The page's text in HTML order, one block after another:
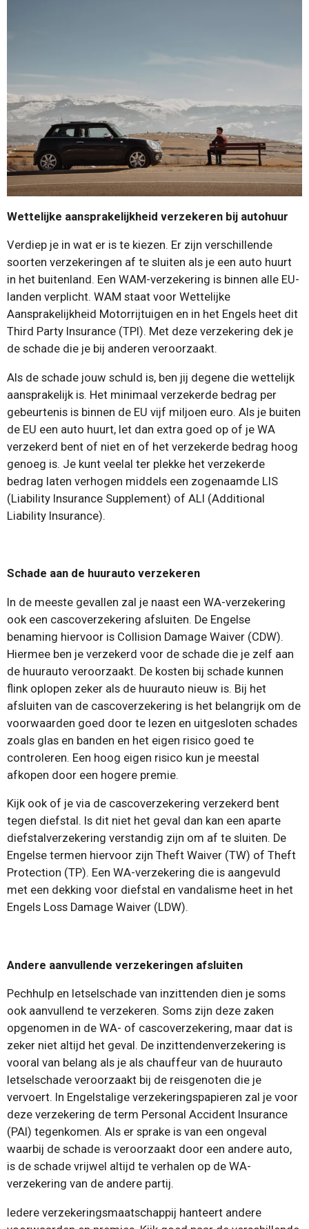
Wettelijke aansprakelijkheid verzekeren bij autohuur
Verdiep je in wat er is te kiezen. Er zijn verschillende
soorten verzekeringen af te sluiten als je een auto huurt
in het buitenland. Een WAM-verzekering is binnen alle EU-
landen verplicht. WAM staat voor Wettelijke
Aansprakelijkheid Motorrijtuigen en in het Engels heet dit
Third Party Insurance (TPI). Met deze verzekering dek je
de schade die je bij anderen veroorzaakt.
Als de schade jouw schuld is, ben jij degene die wettelijk
aansprakelijk is. Het minimaal verzekerde bedrag per
gebeurtenis is binnen de EU vijf miljoen euro. Als je buiten
de EU een auto huurt, let dan extra goed op of je WA
verzekerd bent of niet en of het verzekerde bedrag hoog
genoeg is. Je kunt veelal ter plekke het verzekerde
bedrag laten verhogen middels een zogenaamde LIS
(Liability Insurance Supplement) of ALI (Additional
Liability Insurance).
Schade aan de huurauto verzekeren
In de meeste gevallen zal je naast een WA-verzekering
ook een cascoverzekering afsluiten. De Engelse
benaming hiervoor is Collision Damage Waiver (CDW).
Hiermee ben je verzekerd voor de schade die je zelf aan
de huurauto veroorzaakt. De kosten bij schade kunnen
flink oplopen zeker als de huurauto nieuw is. Bij het
afsluiten van de cascoverzekering is het belangrijk om de
voorwaarden goed door te lezen en uitgesloten schades
zoals glas en banden en het eigen risico goed te
controleren. Een hoog eigen risico kun je meestal
afkopen door een hogere premie.
Kijk ook of je via de cascoverzekering verzekerd bent
tegen diefstal. Is dit niet het geval dan kan een aparte
diefstalverzekering verstandig zijn om af te sluiten. De
Engelse termen hiervoor zijn Theft Waiver (TW) of Theft
Protection (TP). Een WA-verzekering die is aangevuld
met een dekking voor diefstal en vandalisme heet in het
Engels Loss Damage Waiver (LDW).
Andere aanvullende verzekeringen afsluiten
Pechhulp en letselschade van inzittenden dien je soms
ook aanvullend te verzekeren. Soms zijn deze zaken
opgenomen in de WA- of cascoverzekering, maar dat is
zeker niet altijd het geval. De inzittendenverzekering is
vooral van belang als je als chauffeur van de huurauto
letselschade veroorzaakt bij de reisgenoten die je
vervoert. In Engelstalige verzekeringspapieren zal je voor
deze verzekering de term Personal Accident Insurance
(PAI) tegenkomen. Als er sprake is van een ongeval
waarbij de schade is veroorzaakt door een andere auto,
is de schade vrijwel altijd te verhalen op de WA-
verzekering van de andere partij.
Iedere verzekeringsmaatschappij hanteert andere